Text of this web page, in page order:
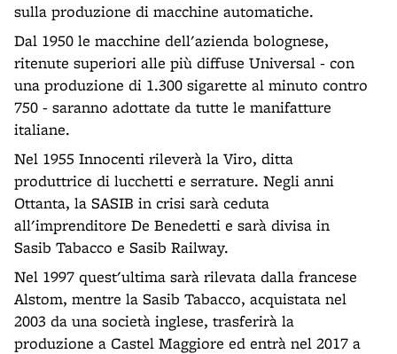
sulla produzione di macchine automatiche.
Dal 1950 le macchine dell'azienda bolognese,
ritenute superiori alle più diffuse Universal - con
una produzione di 1.300 sigarette al minuto contro
750 - saranno adottate da tutte le manifatture
italiane.
Nel 1955 Innocenti rileverà la Viro, ditta
produttrice di lucchetti e serrature. Negli anni
Ottanta, la SASIB in crisi sarà ceduta
all'imprenditore De Benedetti e sarà divisa in
Sasib Tabacco e Sasib Railway.
Nel 1997 quest'ultima sarà rilevata dalla francese
Alstom, mentre la Sasib Tabacco, acquistata nel
2003 da una società inglese, trasferirà la
produzione a Castel Maggiore ed entrà nel 2017 a